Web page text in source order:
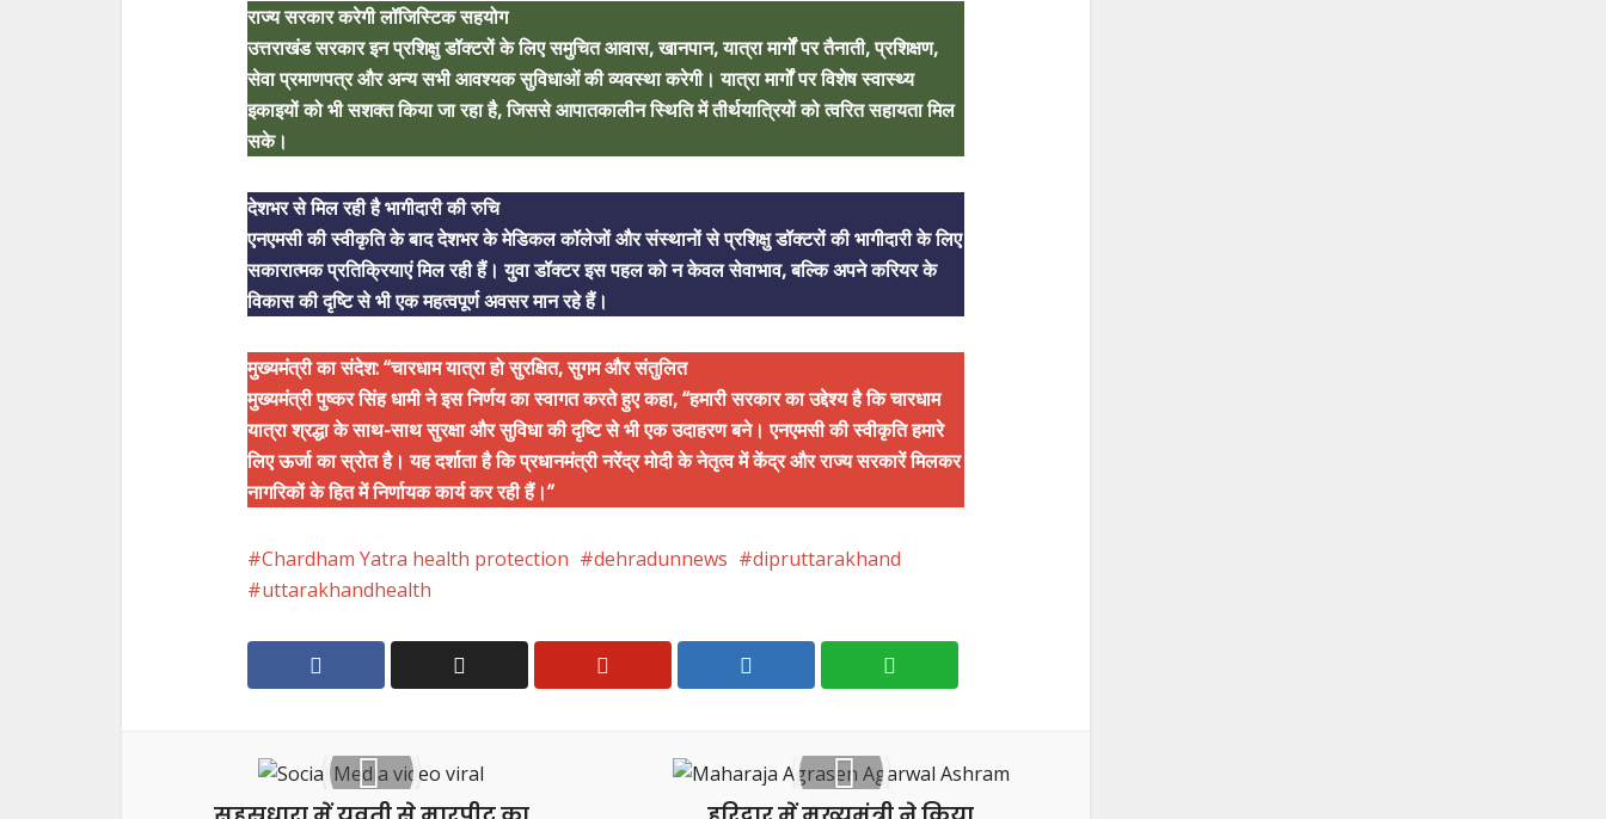
राज्य सरकार करेगी लॉजिस्टिक सहयोग
उत्तराखंड सरकार इन प्रशिक्षु डॉक्टरों के लिए समुचित आवास, खानपान, यात्रा मार्गों पर तैनाती, प्रशिक्षण,
सेवा प्रमाणपत्र और अन्य सभी आवश्यक सुविधाओं की व्यवस्था करेगी। यात्रा मार्गों पर विशेष स्वास्थ्य
इकाइयों को भी सशक्त किया जा रहा है, जिससे आपातकालीन स्थिति में तीर्थयात्रियों को त्वरित सहायता मिल
सके।
देशभर से मिल रही है भागीदारी की रुचि
एनएमसी की स्वीकृति के बाद देशभर के मेडिकल कॉलेजों और संस्थानों से प्रशिक्षु डॉक्टरों की भागीदारी के लिए
सकारात्मक प्रतिक्रियाएं मिल रही हैं। युवा डॉक्टर इस पहल को न केवल सेवाभाव, बल्कि अपने करियर के
विकास की दृष्टि से भी एक महत्वपूर्ण अवसर मान रहे हैं।
मुख्यमंत्री का संदेश: “चारधाम यात्रा हो सुरक्षित, सुगम और संतुलित
मुख्यमंत्री पुष्कर सिंह धामी ने इस निर्णय का स्वागत करते हुए कहा, “हमारी सरकार का उद्देश्य है कि चारधाम
यात्रा श्रद्धा के साथ-साथ सुरक्षा और सुविधा की दृष्टि से भी एक उदाहरण बने। एनएमसी की स्वीकृति हमारे
लिए ऊर्जा का स्रोत है। यह दर्शाता है कि प्रधानमंत्री नरेंद्र मोदी के नेतृत्व में केंद्र और राज्य सरकारें मिलकर
नागरिकों के हित में निर्णायक कार्य कर रही हैं।”
Chardham Yatra health protection dehradunnews
dipruttarakhand
uttarakhandhealth